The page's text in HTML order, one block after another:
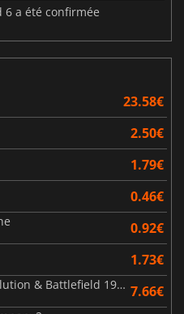
6 a été confirmée
23.58€
2.50€
1.79€
0.46€
0.92€
1.73€
Battlefield 1 Revolution & Battlefield 1943 Bundle 7.66€